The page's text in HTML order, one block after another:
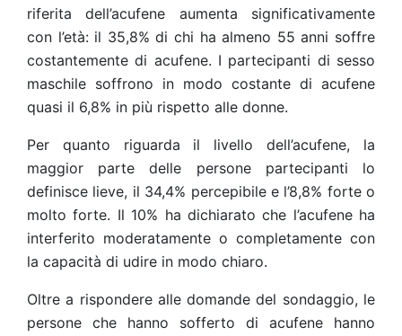
riferita dell’acufene aumenta significativamente
con l’età: il 35,8% di chi ha almeno 55 anni soffre
costantemente di acufene. I partecipanti di sesso
maschile soffrono in modo costante di acufene
quasi il 6,8% in più rispetto alle donne.
Per quanto riguarda il livello dell’acufene, la
maggior parte delle persone partecipanti lo
definisce lieve, il 34,4% percepibile e l’8,8% forte o
molto forte. Il 10% ha dichiarato che l’acufene ha
interferito moderatamente o completamente con
la capacità di udire in modo chiaro.
Oltre a rispondere alle domande del sondaggio, le
persone che hanno sofferto di acufene hanno